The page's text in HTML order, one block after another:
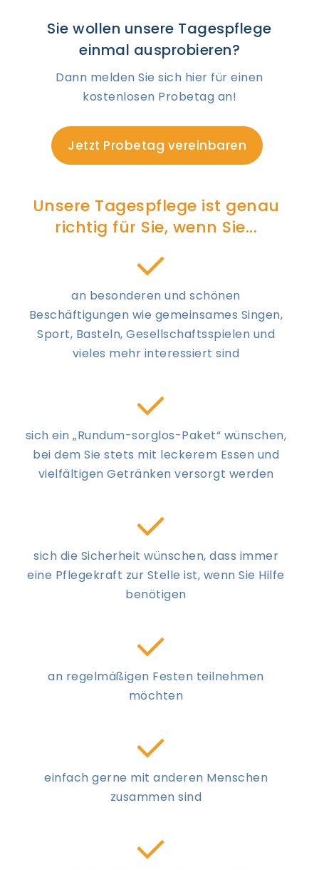
Sie wollen unsere Tagespflege
einmal ausprobieren?
Dann melden Sie sich hier für einen
kostenlosen Probetag an!
Jetzt Probetag vereinbaren
Unsere Tagespflege ist genau
richtig für Sie, wenn Sie...
an besonderen und schönen
Beschäftigungen wie gemeinsames Singen,
Sport, Basteln, Gesellschaftsspielen und
vieles mehr interessiert sind
sich ein „Rundum-sorglos-Paket“ wünschen,
bei dem Sie stets mit leckerem Essen und
vielfältigen Getränken versorgt werden
sich die Sicherheit wünschen, dass immer
eine Pflegekraft zur Stelle ist, wenn Sie Hilfe
benötigen
an regelmäßigen Festen teilnehmen
möchten
einfach gerne mit anderen Menschen
zusammen sind